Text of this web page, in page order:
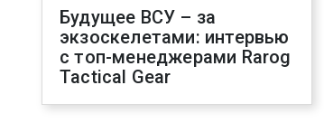
Будущее ВСУ – за
экзоскелетами: интервью
с топ-менеджерами Rarog
Tactical Gear